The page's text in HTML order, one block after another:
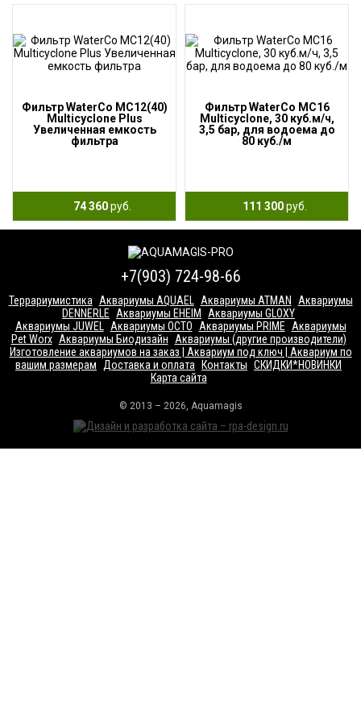
Фильтр WaterCo MC12(40)
Multicyclone Plus
Увеличенная емкость
фильтра
74 360руб.
Фильтр WaterCo MC16
Multicyclone, 30 куб.м/ч,
3,5 бар, для водоема до
80 куб./м
111 300руб.
+7(903) 724-98-66
Террариумистика Аквариумы AQUAEL Аквариумы ATMAN
Аквариумы
DENNERLE
Аквариумы EHEIM
Аквариумы GLOXY
Аквариумы JUWEL
Аквариумы OCTO Аквариумы PRIME
Аквариумы
Pet Worx Аквариумы Биодизайн
Аквариумы (другие производители)
Изготовление аквариумов на заказ | Аквариум под ключ | Аквариум по
вашим размерам
Доставка и оплата Контакты СКИДКИ*НОВИНКИ
Карта сайта
© 2013 – 2026, Aquamagis